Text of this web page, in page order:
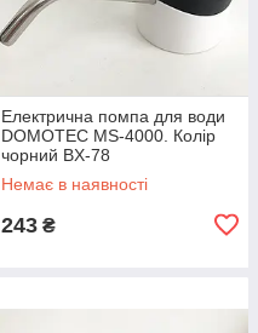
Електрична помпа для води
DOMOTEC MS-4000. Колір
чорний BX-78
Немає в наявності
243 ₴